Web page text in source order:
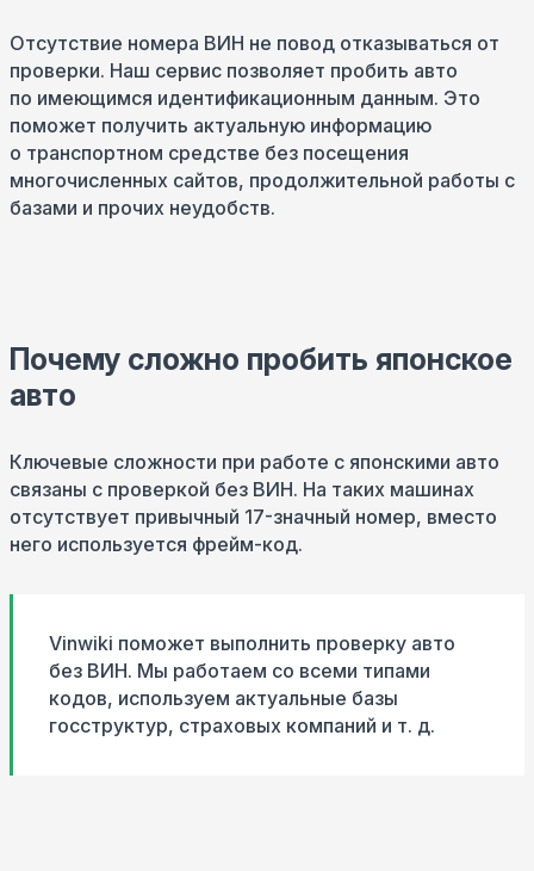
Отсутствие номера ВИН не повод отказываться от
проверки. Наш сервис позволяет пробить авто
по имеющимся идентификационным данным. Это
поможет получить актуальную информацию
о транспортном средстве без посещения
многочисленных сайтов, продолжительной работы с
базами и прочих неудобств.
Почему сложно пробить японское
авто
Ключевые сложности при работе с японскими авто
связаны с проверкой без ВИН. На таких машинах
отсутствует привычный 17-значный номер, вместо
него используется фрейм-код.
Vinwiki поможет выполнить проверку авто
без ВИН. Мы работаем со всеми типами
кодов, используем актуальные базы
госструктур, страховых компаний и т. д.